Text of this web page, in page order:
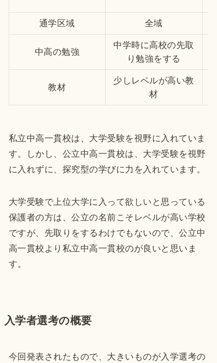
通学区域 全域
中高の勉強
中学時に高校の先取
り勉強をする
教材
少しレベルが高い教
材
私立中高一貫校は、大学受験を視野に入れていま
す。しかし、公立中高一貫校は、大学受験を視野
に入れずに、探究型の学びに力を入れています。
大学受験で上位大学に入って欲しいと思っている
保護者の方は、公立の名前こそレベルが高い学校
ですが、先取りをするわけでもないので、公立中
高一貫校より私立中高一貫校のが良いと思いま
す。
入学者選考の概要
今回発表されたもので、大きいものが入学選考の